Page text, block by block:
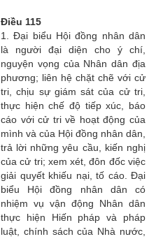
Điều 115
1. Đại biểu Hội đồng nhân dân
là người đại diện cho ý chí,
nguyện vọng của Nhân dân địa
phương; liên hệ chặt chẽ với cử
tri, chịu sự giám sát của cử tri,
thực hiện chế độ tiếp xúc, báo
cáo với cử tri về hoạt động của
mình và của Hội đồng nhân dân,
trả lời những yêu cầu, kiến nghị
của cử tri; xem xét, đôn đốc việc
giải quyết khiếu nại, tố cáo. Đại
biểu Hội đồng nhân dân có
nhiệm vụ vận động Nhân dân
thực hiện Hiến pháp và pháp
luật, chính sách của Nhà nước,